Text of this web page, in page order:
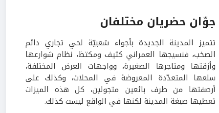
جوّان حضريان مختلفان
تتميز المدينة الجديدة بأجواء شعبيّة لحي تجاري دائم
الصخب، فنسيجها العمراني كثيف ومكتظ، نظام شوارعها
وأزقتها ومتاجرها الصغيرة، وواجهات العرض المختلفة،
سلعها المتعدّدة المعروضة في المحلات، وكذلك على
أرصفتها من طرف بائعين متجولين، كل هذه الميزات
تعطيها صبغة المدينة لكنها في الواقع ليست كذلك.